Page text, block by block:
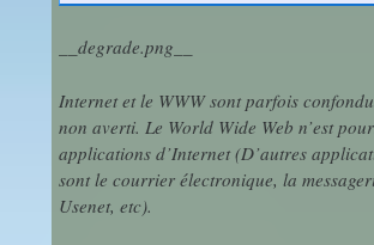
__degrade.png__
Internet et le WWW sont parfois
non averti. Le World Wide Web n’est
applications d’Internet (D’autres
sont le courrier électronique, la
Usenet, etc).